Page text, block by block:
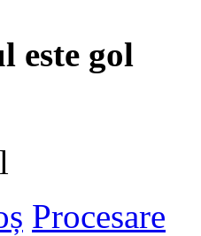
este gol
Procesare